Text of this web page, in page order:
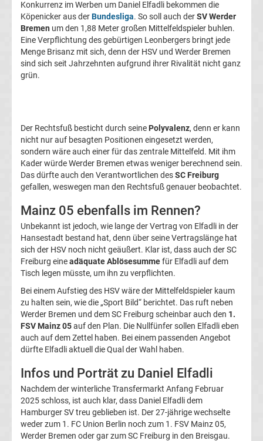
Transfergerüchte
1.
Berlin
Transfergerüchte
FSV
Mainz
Transfergerüchte
Alemannia
Aachen
Transfergerüchte
Arminia
Konkurrenz im Werben um Daniel Elfadli bekommen die
Köpenicker aus derBundesliga. So soll auch derSV Werder
Bremen um den 1,88 Meter großen Mittelfeldspieler buhlen.
Eine Verpflichtung des gebürtigen Leonbergers bringt jede
Menge Brisanz mit sich, denn der HSV und Werder Bremen
sind sich seit Jahrzehnten aufgrund ihrer Rivalität nicht ganz
grün.
Der Rechtsfuß besticht durch seine Polyvalenz, denn er kann
nicht nur auf besagten Positionen eingesetzt werden,
sondern wäre auch einer für das zentrale Mittelfeld. Mit ihm
Kader würde Werder Bremen etwas weniger berechnend sein.
Das dürfte auch den Verantwortlichen desSC Freiburg
gefallen, weswegen man den Rechtsfuß genauer beobachtet.
Mainz 05 ebenfalls im Rennen?
Unbekannt ist jedoch, wie lange der Vertrag von Elfadli in der
Hansestadt bestand hat, denn über seine Vertragslänge hat
sich der HSV noch nicht geäußert. Klar ist, dass auch der SC
Freiburg eineadäquate Ablösesummefür Elfadli auf dem
Tisch legen müsste, um ihn zu verpflichten.
Bei einem Aufstieg des HSV wäre der Mittelfeldspieler kaum
zu halten sein, wie die „Sport Bild“ berichtet. Das ruft neben
Werder Bremen und dem SC Freiburg scheinbar auch den 1.
FSV Mainz 05auf den Plan. Die Nullfünfer sollen Elfadli eben
auch auf dem Zettel haben. Bei einem passenden Angebot
dürfte Elfadli aktuell die Qual der Wahl haben.
Infos und Porträt zu Daniel Elfadli
Nachdem der winterliche Transfermarkt Anfang Februar
2025 schloss, ist auch klar, dass Daniel Elfadli dem
Hamburger SV treu geblieben ist. Der 27-jährige wechselte
weder zum 1. FC Union Berlin noch zum 1. FSV Mainz 05,
Werder Bremen oder gar zum SC Freiburg in den Breisgau.